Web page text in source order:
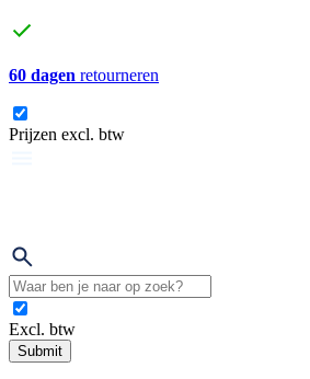
60 dagen retourneren
Prijzen excl. btw
Excl. btw
Submit